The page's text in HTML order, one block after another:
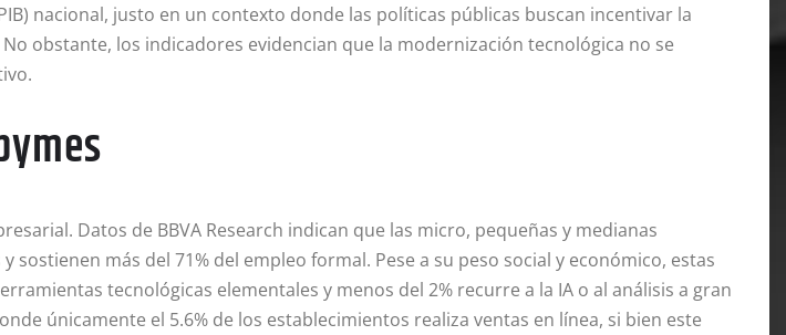
nacional, justo en un contexto donde las políticas públicas buscan incentivar la
No obstante, los indicadores evidencian que la modernización tecnológica no se
.
. Datos de BBVA Research indican que las micro, pequeñas y medianas
sostienen más del 71% del empleo formal. Pese a su peso social y económico, estas
tecnológicas elementales y menos del 2% recurre a la IA o al análisis a gran
únicamente el 5.6% de los establecimientos realiza ventas en línea, si bien este